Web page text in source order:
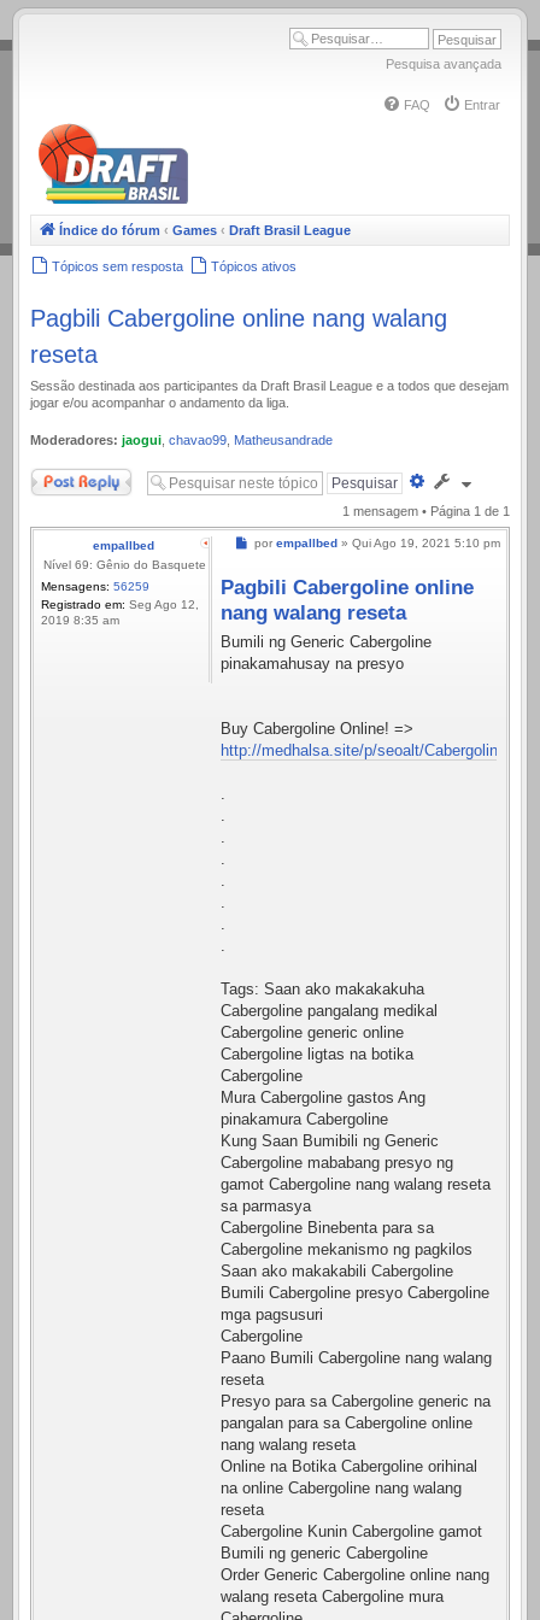
.
Pesquisa avançada
FAQ Entrar
Índice do fórum ‹ Games ‹ Draft Brasil League
Tópicos sem resposta Tópicos ativos
Pagbili Cabergoline online nang walang
reseta
Sessão destinada aos participantes da Draft Brasil League e a todos que desejam
jogar e/ou acompanhar o andamento da liga.
Moderadores: jaogui chavao99 Matheusandrade
Responder
Pesquisa
avançada
1 mensagem • Página 1 de 1
empallbed
Nível 69: Gênio do Basquete
Mensagens: 56259
Registrado em: Seg Ago 12,
2019 8:35 am
Mensagem
por empallbed » Qui Ago 19, 2021 5:10 pm
Pagbili Cabergoline online
nang walang reseta
Bumili ng Generic Cabergoline
pinakamahusay na presyo
Buy Cabergoline Online! =>
http://medhalsa.site/p/seoalt/Cabergoline.html
.
.
.
.
.
.
.
.
Tags: Saan ako makakakuha
Cabergoline pangalang medikal
Cabergoline generic online
Cabergoline ligtas na botika
Cabergoline
Mura Cabergoline gastos Ang
pinakamura Cabergoline
Kung Saan Bumibili ng Generic
Cabergoline mababang presyo ng
gamot Cabergoline nang walang reseta
sa parmasya
Cabergoline Binebenta para sa
Cabergoline mekanismo ng pagkilos
Saan ako makakabili Cabergoline
Bumili Cabergoline presyo Cabergoline
mga pagsusuri
Cabergoline
Paano Bumili Cabergoline nang walang
reseta
Presyo para sa Cabergoline generic na
pangalan para sa Cabergoline online
nang walang reseta
Online na Botika Cabergoline orihinal
na online Cabergoline nang walang
reseta
Cabergoline Kunin Cabergoline gamot
Bumili ng generic Cabergoline
Order Generic Cabergoline online nang
walang reseta Cabergoline mura